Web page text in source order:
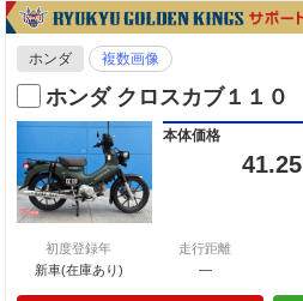
ホンダ 複数画像
ホンダ クロスカブ１１０
本体価格
41.25
初度登録年
新車(在庫あり)
走行距離
―